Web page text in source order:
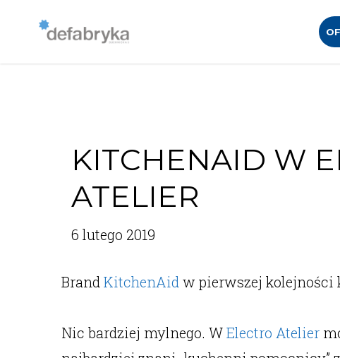
KITCHENAID W
ATELIER
6 lutego 2019
Brand KitchenAid w pierwszej
Nic bardziej mylnego. WElectro Atelier